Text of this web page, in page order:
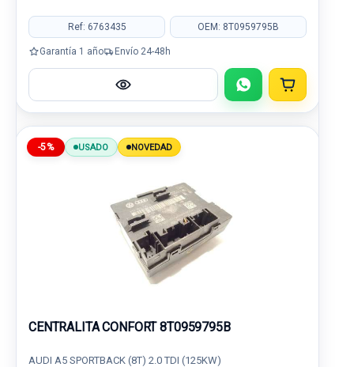
Ref: 6763435 OEM: 8T0959795B
Garantía 1 año Envío 24-48h
-5% USADO NOVEDAD
CENTRALITA CONFORT 8T0959795B
AUDI A5 SPORTBACK (8T) 2.0 TDI (125KW)